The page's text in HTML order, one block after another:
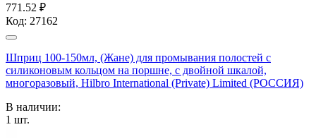
771.52 ₽
Код: 27162
Шприц 100-150мл, (Жане) для промывания полостей с
силиконовым кольцом на поршне, с двойной шкалой,
многоразовый, Hilbro International (Private) Limited (РОССИЯ)
В наличии:
1 шт.